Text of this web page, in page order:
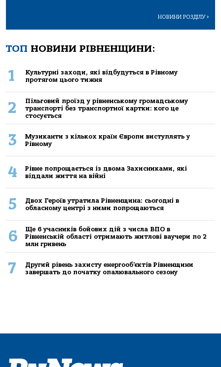
НОВИНИ РОЗДІЛУ>
ТОП НОВИНИ РІВНЕНЩИНИ:
1
Культурні заходи, які відбудуться в Рівному
протягом цього тижня
2
Пільговий проїзд у рівненському громадському
транспорті без транспортної картки: кого це
стосується
3
Музиканти з кількох країн Європи виступлять у
Рівному
4
Рівне попрощається із двома Захисниками, які
віддали життя на війні
5
Двох Героїв утратила Рівненщина: сьогодні в
обласному центрі з ними попрощаються
6
Ще 6 учасників бойових дій з числа ВПО в
Рівненській області отримають житлові ваучери по 2
млн гривень
7
Другий рівень захисту енергооб’єктів Рівненщини
завершать до початку опалювального сезону